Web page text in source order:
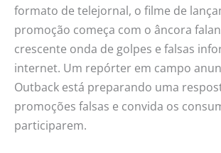
formato de telejornal, o filme de
promoção começa com o âncora
crescente onda de golpes e falsas
internet. Um repórter em campo
Outback está preparando uma
promoções falsas e convida os
participarem.